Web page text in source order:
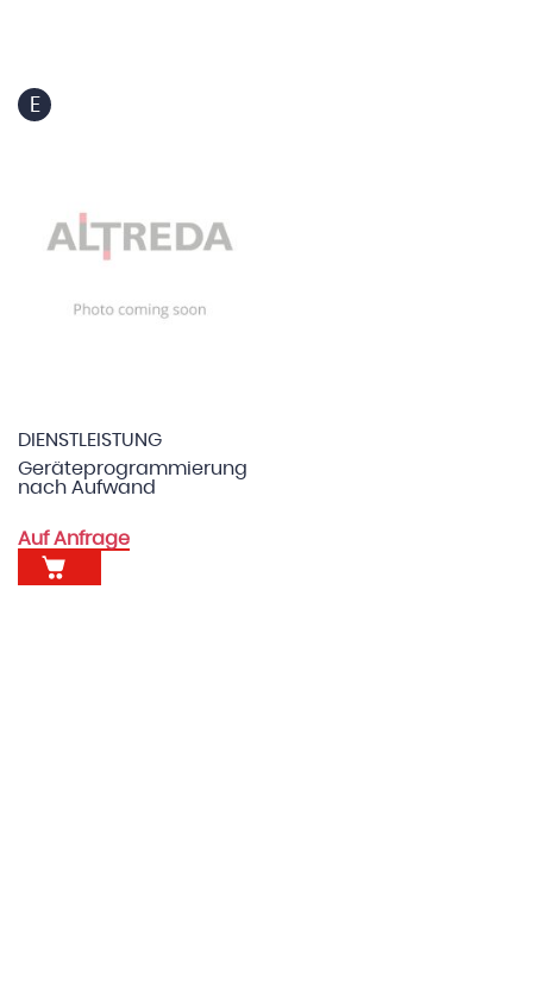
E
DIENSTLEISTUNG
Geräteprogrammierung
nach Aufwand
Auf Anfrage